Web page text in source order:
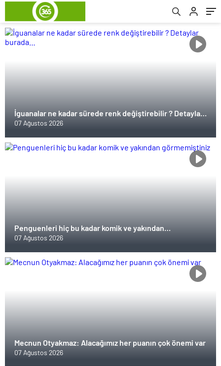
İguanalar ne kadar sürede renk değiştirebilir ? Detaylar
burada…
07 Ağustos 2026
Penguenleri hiç bu kadar komik ve yakından
görmemiştiniz
07 Ağustos 2026
Mecnun Otyakmaz: Alacağımız her puanın çok önemi var
07 Ağustos 2026